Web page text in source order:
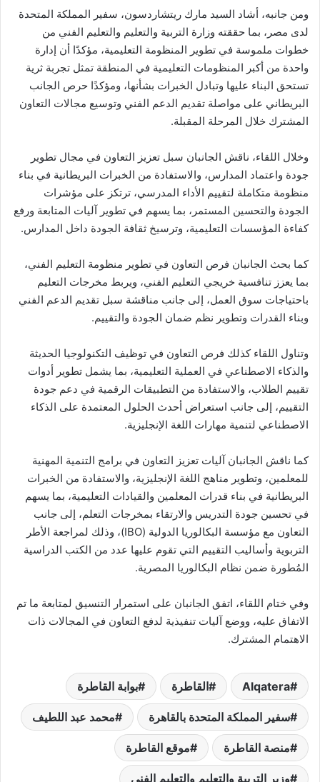
ومن جانبه، أشاد السيد مارك ريتشاردسون، سفير المملكة المتحدة
لدى مصر، بما حققته وزارة التربية والتعليم والتعليم الفني من
خطوات ملموسة في تطوير المنظومة التعليمية، مؤكدًا أن إدارة
واحدة من أكبر المنظومات التعليمية في المنطقة تمثل تجربة ثرية
تستحق البناء عليها وتبادل الخبرات بشأنها، ومؤكدًا حرص الجانب
البريطاني على مواصلة تقديم الدعم الفني وتوسيع مجالات التعاون
المشترك خلال المرحلة المقبلة.
وخلال اللقاء، ناقش الجانبان سبل تعزيز التعاون في مجال تطوير
جودة واعتماد المدارس، والاستفادة من الخبرات البريطانية في بناء
منظومة متكاملة لتقييم الأداء المدرسي، ترتكز على مؤشرات
الجودة والتحسين المستمر، بما يسهم في تطوير آليات المتابعة ورفع
كفاءة المؤسسات التعليمية، وترسيخ ثقافة الجودة داخل المدارس.
كما بحث الجانبان فرص التعاون في تطوير منظومة التعليم الفني،
بما يعزز تنافسية خريجي التعليم الفني، ويربط مخرجات التعليم
باحتياجات سوق العمل، إلى جانب مناقشة سبل تقديم الدعم الفني
وبناء القدرات وتطوير نظم ضمان الجودة والتقييم.
وتناول اللقاء كذلك فرص التعاون في توظيف التكنولوجيا الحديثة
والذكاء الاصطناعي في العملية التعليمية، بما يشمل تطوير أدوات
تقييم الطلاب، والاستفادة من التطبيقات الرقمية في دعم جودة
التقييم، إلى جانب استعراض أحدث الحلول المعتمدة على الذكاء
الاصطناعي لتنمية مهارات اللغة الإنجليزية.
كما ناقش الجانبان آليات تعزيز التعاون في برامج التنمية المهنية
للمعلمين، وتطوير مناهج اللغة الإنجليزية، والاستفادة من الخبرات
البريطانية في بناء قدرات المعلمين والقيادات التعليمية، بما يسهم
في تحسين جودة التدريس والارتقاء بمخرجات التعلم، إلى جانب
التعاون مع مؤسسة البكالوريا الدولية (IBO)، وذلك لمراجعة الأطر
التربوية وأساليب التقييم التي تقوم عليها عدد من الكتب الدراسية
المُطورة ضمن نظام البكالوريا المصرية.
وفي ختام اللقاء، اتفق الجانبان على استمرار التنسيق لمتابعة ما تم
الاتفاق عليه، ووضع آليات تنفيذية لدفع التعاون في المجالات ذات
الاهتمام المشترك.
Alqatera القاطرة بوابة القاطرة
سفير المملكة المتحدة بالقاهرة محمد عبد اللطيف
منصة القاطرة موقع القاطرة
وزير التربية والتعليم والتعليم الفنى